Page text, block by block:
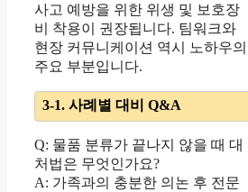
사고 예방을 위한 위생 및 보호장
비 착용이 권장됩니다. 팀워크와
현장 커뮤니케이션 역시 노하우의
주요 부분입니다.
3-1. 사례별 대비 Q&A
Q: 물품 분류가 끝나지 않을 때 대
처법은 무엇인가요?
A: 가족과의 충분한 의논 후 전문